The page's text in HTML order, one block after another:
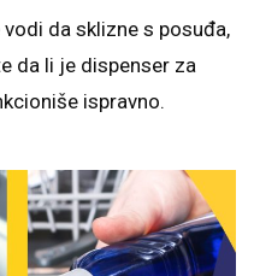
da sklizne s posuđa,
da li je dispenser za
ispravno.